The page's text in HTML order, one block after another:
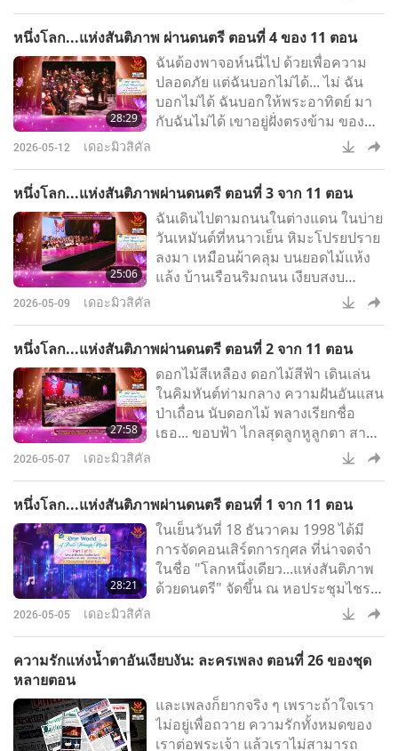
หนึ่งโลก...แห่งสันติภาพ ผ่านดนตรี ตอนที่ 4 ของ 11 ตอน
28:29
ฉันต้องพาจอห์นนี่ไป ด้วยเพื่อความ
ปลอดภัย แต่ฉันบอกไม่ได้... ไม่ ฉัน
บอกไม่ได้ ฉันบอกให้พระอาทิตย์ มา
กับฉันไม่ได้ เขาอยู่ฝั่งตรงข้าม ของ
ทะเล! เขาอาศัยอยู่อีก ฝั่งหนึ่งของ
2026-05-12 เดอะมิวสิคัล
หนึ่งโลก...แห่งสันติภาพผ่านดนตรี ตอนที่ 3 จาก 11 ตอน
25:06
ฉันเดินไปตามถนนในต่างแดน ในบ่าย
วันเหมันต์ที่หนาวเย็น หิมะโปรยปราย
ลงมา เหมือนผ้าคลุม บนยอดไม้แห้ง
แล้ง บ้านเรือนริมถนน เงียบสงบ
ราวกับสุสาน โคมไฟถนนสีซีดจาง ยืน
นิ่งงัน ราวกับหมดแรง หมดแรงแล้ว!
2026-05-09 เดอะมิวสิคัล
หนึ่งโลก...แห่งสันติภาพผ่านดนตรี ตอนที่ 2 จาก 11 ตอน
27:58
ดอกไม้สีเหลือง ดอกไม้สีฟ้า เดินเล่น
ในคิมหันต์ท่ามกลาง ความฝันอันแสน
ป่าเถื่อน นับดอกไม้ พลางเรียกชื่อ
เธอ... ขอบฟ้า ไกลสุดลูกหูลูกตา สาย
2026-05-07 เดอะมิวสิคัล
หนึ่งโลก...แห่งสันติภาพผ่านดนตรี ตอนที่ 1 จาก 11 ตอน
28:21
ในเย็นวันที่ 18 ธันวาคม 1998 ได้มี
การจัดคอนเสิร์ตการกุศล ที่น่าจดจำ
ในชื่อ "โลกหนึ่งเดียว...แห่งสันติภาพ
ด้วยดนตรี" จัดขึ้น ณ หอประชุมไชรน์
อันทรงเกียรติในลอสแอนเจลิส รัฐ
แคลิฟอร์เนีย สหรัฐอเมริกา กิจกรรมนี้
จัดโดย สมาคมอนุตราจารย์ชิงไห่
นานาชาติ (ซึ่งเป็นวีแกนทั้งหมด) โดย
ข้อความแห่งสันติภาพโลก ผู้เข้าร่วม
งานหลายพันคน ได้รับแรงบันดาลใจ
อย่างลึกซึ้ง จากบทกวีที่คัดสร
2026-05-05 เดอะมิวสิคัล
ความรักแห่งน้ำตาอันเงียบงัน: ละครเพลง ตอนที่ 26 ของชุด
หลายตอน
และเพลงก็ยากจริง ๆ เพราะถ้าใจเรา
ไม่อยู่เพื่อถวาย ความรักทั้งหมดของ
เราต่อพระเจ้า แล้วเราไม่สามารถ